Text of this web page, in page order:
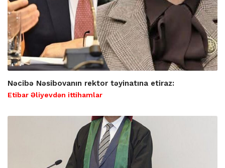
Nəcibə Nəsibovanın rektor təyinatına etiraz:
Etibar Əliyevdən ittihamlar